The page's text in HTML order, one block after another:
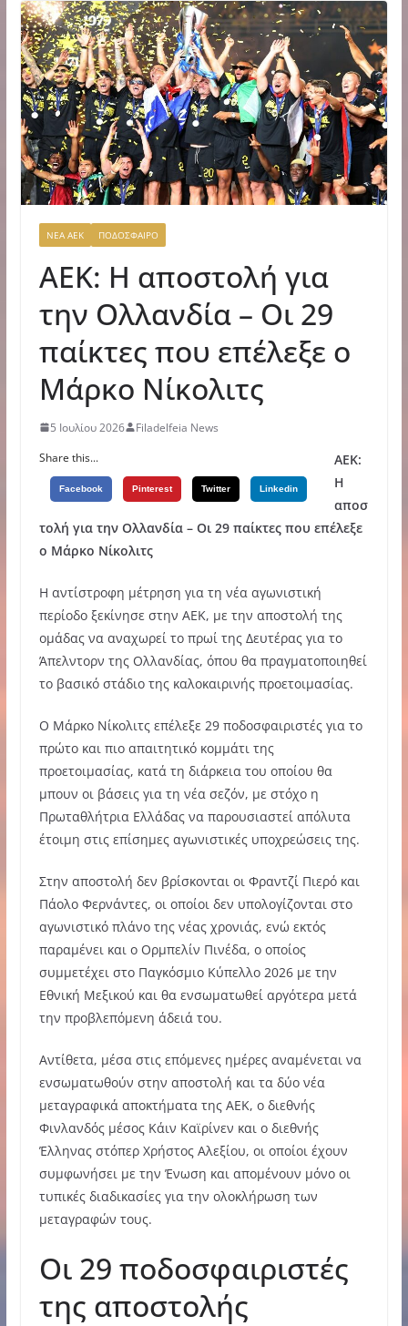
ΝΕΑ ΑΕΚ ΠΟΔΟΣΦΑΙΡΟ
ΑΕΚ: Η αποστολή για
την Ολλανδία – Οι 29
παίκτες που επέλεξε ο
Μάρκο Νίκολιτς
5 Ιουλίου 2026
Filadelfeia News
Share this...
Facebook Pinterest Twitter Linkedin
ΑΕΚ:
Η
αποσ
τολή για την Ολλανδία – Οι 29 παίκτες που επέλεξε
ο Μάρκο Νίκολιτς
Η αντίστροφη μέτρηση για τη νέα αγωνιστική
περίοδο ξεκίνησε στην ΑΕΚ, με την αποστολή της
ομάδας να αναχωρεί το πρωί της Δευτέρας για το
Άπελντορν της Ολλανδίας, όπου θα πραγματοποιηθεί
το βασικό στάδιο της καλοκαιρινής προετοιμασίας.
Ο Μάρκο Νίκολιτς επέλεξε 29 ποδοσφαιριστές για το
πρώτο και πιο απαιτητικό κομμάτι της
προετοιμασίας, κατά τη διάρκεια του οποίου θα
μπουν οι βάσεις για τη νέα σεζόν, με στόχο η
Πρωταθλήτρια Ελλάδας να παρουσιαστεί απόλυτα
έτοιμη στις επίσημες αγωνιστικές υποχρεώσεις της.
Στην αποστολή δεν βρίσκονται οι Φραντζί Πιερό και
Πάολο Φερνάντες, οι οποίοι δεν υπολογίζονται στο
αγωνιστικό πλάνο της νέας χρονιάς, ενώ εκτός
παραμένει και ο Ορμπελίν Πινέδα, ο οποίος
συμμετέχει στο Παγκόσμιο Κύπελλο 2026 με την
Εθνική Μεξικού και θα ενσωματωθεί αργότερα μετά
την προβλεπόμενη άδειά του.
Αντίθετα, μέσα στις επόμενες ημέρες αναμένεται να
ενσωματωθούν στην αποστολή και τα δύο νέα
μεταγραφικά αποκτήματα της ΑΕΚ, ο διεθνής
Φινλανδός μέσος Κάιν Καϊρίνεν και ο διεθνής
Έλληνας στόπερ Χρήστος Αλεξίου, οι οποίοι έχουν
συμφωνήσει με την Ένωση και απομένουν μόνο οι
τυπικές διαδικασίες για την ολοκλήρωση των
μεταγραφών τους.
Οι 29 ποδοσφαιριστές
της αποστολής